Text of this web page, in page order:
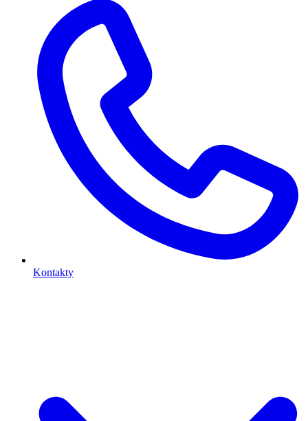
Kontakty